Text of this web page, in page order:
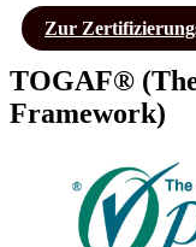
Zur
TOGAF® (T
Framework)